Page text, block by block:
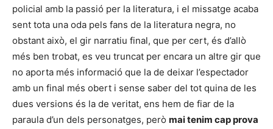
policial amb la passió per la literatura, i el missatge acaba
sent tota una oda pels fans de la literatura negra, no
obstant això, el gir narratiu final, que per cert, és d’allò
més ben trobat, es veu truncat per encara un altre gir que
no aporta més informació que la de deixar l’espectador
amb un final més obert i sense saber del tot quina de les
dues versions és la de veritat, ens hem de fiar de la
paraula d’un dels personatges, però mai tenim cap prova